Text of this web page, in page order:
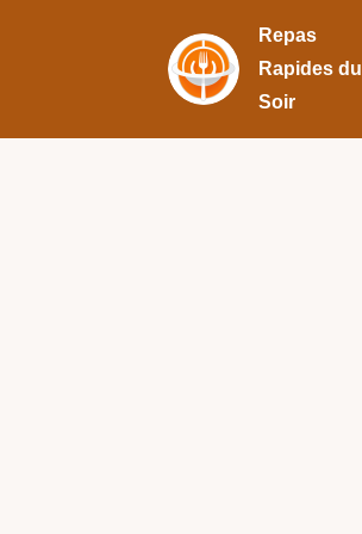
Repas
Rapides du
Soir